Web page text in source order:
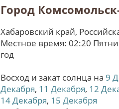
Город
Хабаровский край,
Местное время: 02:20
год
Восход и закат солнца на 9
Декабря, 11 Декабря, 12
14 Декабря, 15 Декабря